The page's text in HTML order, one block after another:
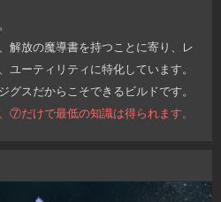
解放の魔導書を持つことに寄り、レ
ユーティリティに特化しています。
グスだからこそできるビルドです。
だけで最低の知識は得られます。